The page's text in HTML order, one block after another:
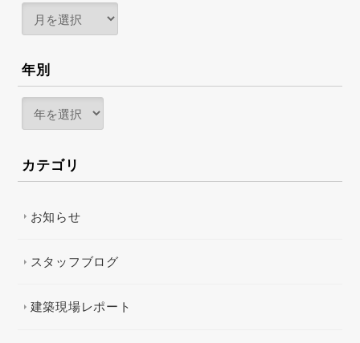
年別
カテゴリ
お知らせ
スタッフブログ
建築現場レポート